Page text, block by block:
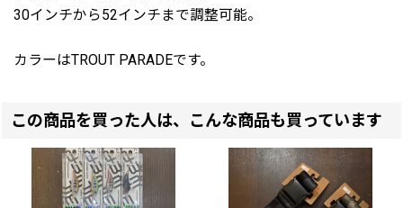
30インチから52インチまで調整可能。
カラーはTROUT PARADEです。
この商品を買った人は、こんな商品も買っています